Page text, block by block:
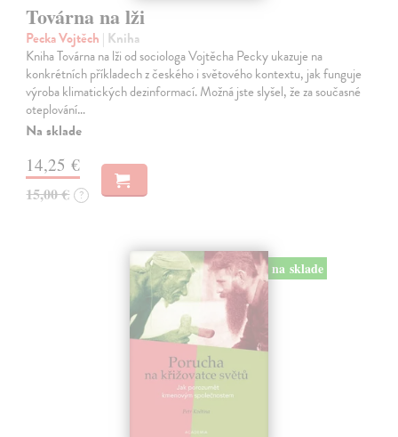
Továrna na lži
Pecka Vojtěch | Kniha
Kniha Továrna na lži od sociologa Vojtěcha Pecky ukazuje na
konkrétních příkladech z českého i světového kontextu, jak funguje
výroba klimatických dezinformací. Možná jste slyšel, že za současné
oteplování…
Na sklade
14,25 €
15,00 € ?
na sklade